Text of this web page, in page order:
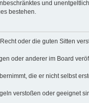
und
bestehen.
oder die guten Sitten
oder anderer im Board
die er nicht selbst
verstoßen oder geeignet